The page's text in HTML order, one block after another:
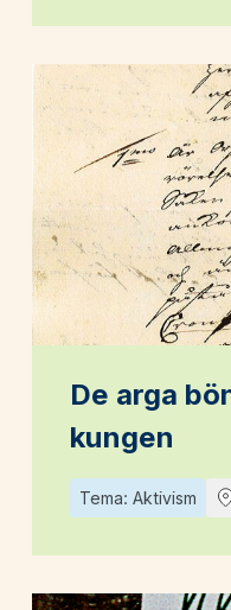
De arga
kungen
Tema: Aktivism